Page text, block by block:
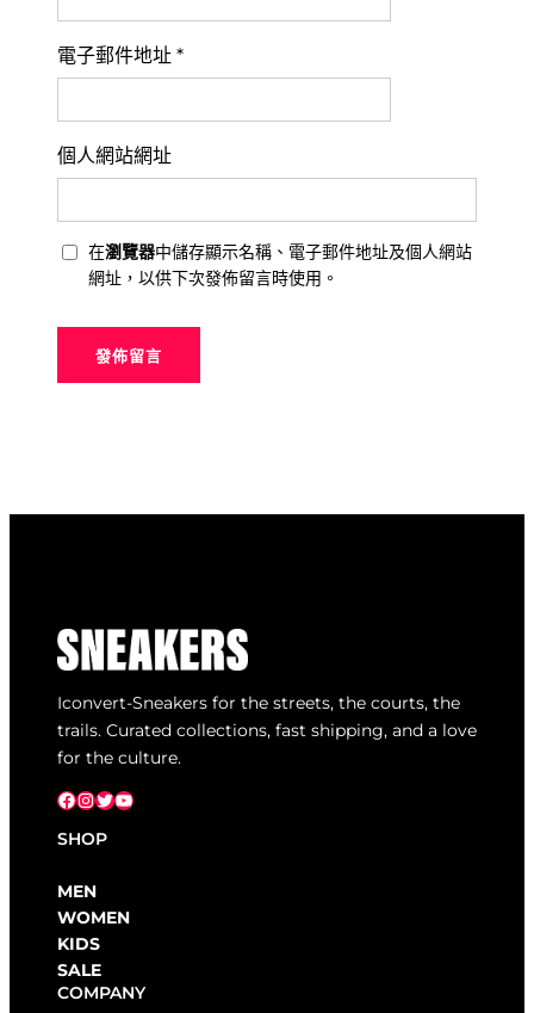
電子郵件地址 *
個人網站網址
在瀏覽器中儲存顯示名稱、電子郵件地址及個人網站
網址，以供下次發佈留言時使用。
Iconvert-Sneakers for the streets, the courts, the
trails. Curated collections, fast shipping, and a love
for the culture.
Facebook InstagramX YouTube
SHOP
MEN
WOMEN
KIDS
SALE
COMPANY